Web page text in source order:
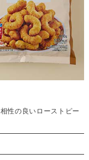
性の良いローストピー